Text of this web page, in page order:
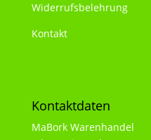
Widerrufsbelehrung
Kontakt
Kontaktdaten
MaBork Warenhandel